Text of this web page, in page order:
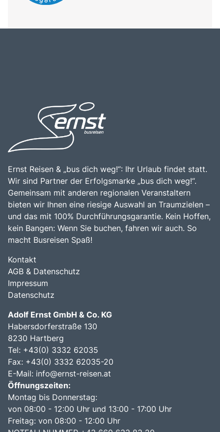
Ernst Reisen & „bus dich weg!“: Ihr Urlaub findet statt.
Wir sind Partner der Erfolgsmarke „bus dich weg!“.
Gemeinsam mit anderen regionalen Veranstaltern
bieten wir Ihnen eine riesige Auswahl an Traumzielen –
und das mit 100% Durchführungsgarantie. Kein Hoffen,
kein Bangen: Wenn Sie buchen, fahren wir auch. So
macht Busreisen Spaß!
Kontakt
AGB & Datenschutz
Impressum
Datenschutz
Adolf Ernst GmbH & Co. KG
Habersdorferstraße 130
8230 Hartberg
Tel: +43(0) 3332 62035
Fax: +43(0) 3332 62035-20
E-Mail: info@ernst-reisen.at
Öffnungszeiten:
Montag bis Donnerstag:
von 08:00 - 12:00 Uhr und 13:00 - 17:00 Uhr
Freitag: von 08:00 - 12:00 Uhr